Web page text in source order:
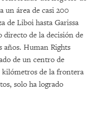
un área de casi 200
de Liboi hasta Garissa
directo de la decisión de
años. Human Rights
de un centro de
kilómetros de la frontera
solo ha logrado